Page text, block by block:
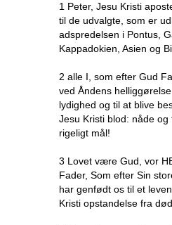
1 Peter, Jesu Kristi
til de udvalgte, som er
adspredelsen i Pontus,
Kappadokien, Asien og
2 alle I, som efter Gud
ved Åndens
lydighed og til at blive
Jesu Kristi blod: nåde
rigeligt mål!
3 Lovet være Gud, vor
Fader, Som efter Sin
har genfødt os til et
Kristi opstandelse fra